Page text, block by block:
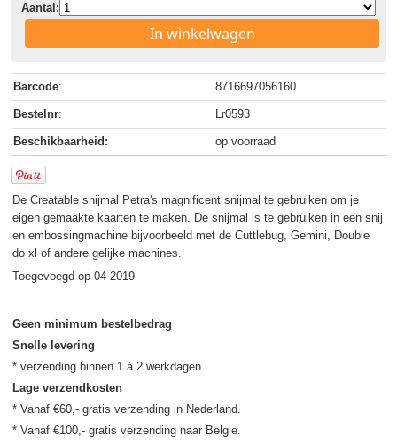
Aantal:
In winkelwagen
Barcode: 8716697056160
Bestelnr: Lr0593
Beschikbaarheid: op voorraad
De Creatable snijmal Petra's magnificent snijmal te gebruiken om je
eigen gemaakte kaarten te maken. De snijmal is te gebruiken in een snij
en embossingmachine bijvoorbeeld met de Cuttlebug, Gemini, Double
do xl of andere gelijke machines.
Toegevoegd op 04-2019
Geen minimum bestelbedrag
Snelle levering
Lage verzendkosten
* Vanaf €60,- gratis verzending in Nederland.